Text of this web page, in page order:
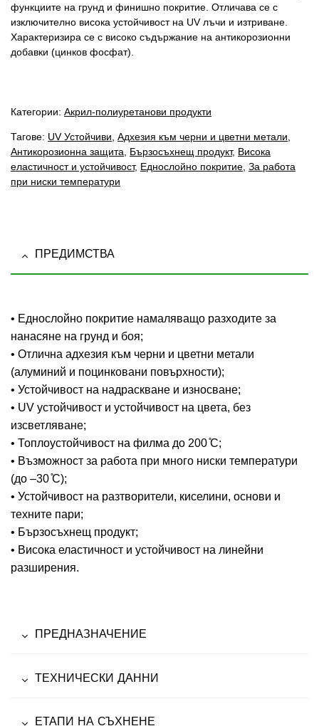
функциите на грунд и финишно покритие. Отличава се с
изключително висока устойчивост на UV лъчи и изтриване.
Характеризира се с високо съдържание на антикорозионни
добавки (цинков фосфат).
Категории: Акрил-полиуретанови продукти
Тагове: UV Устойчиви Адхезия към черни и цветни метали
Антикорозионна защита
Бързосъхнещ продукт, Висока
еластичност и устойчивост, Еднослойно покритие За работа
при ниски температури
ПРЕДИМСТВА
• Еднослойно покритие намаляващо разходите за
нанасяне на грунд и боя;
• Отлична адхезия към черни и цветни метали
(алуминий и поцинковани повърхности);
• Устойчивост на надраскване и износване;
• UV устойчивост и устойчивост на цвета, без
изсветляване;
• Топлоустойчивост на филма до 200 ̊С;
• Възможност за работа при много ниски температури
(до –30 ̊С);
• Устойчивост на разтворители, киселини, основи и
техните пари;
• Бързосъхнещ продукт;
• Висока еластичност и устойчивост на линейни
разширения.
ПРЕДНАЗНАЧЕНИЕ
ТЕХНИЧЕСКИ ДАННИ
ЕТАПИ НА СЪХНЕНЕ